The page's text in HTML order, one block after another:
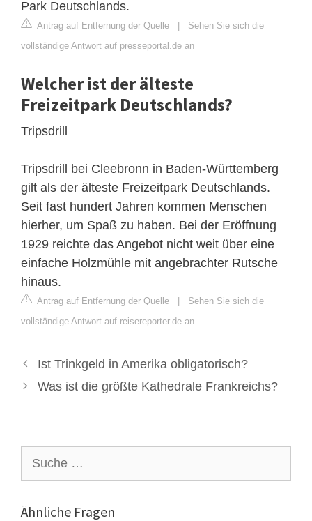
Park Deutschlands.
Antrag auf Entfernung der Quelle | Sehen Sie sich die
vollständige Antwort auf presseportal.de an
Welcher ist der älteste
Freizeitpark Deutschlands?
Tripsdrill
Tripsdrill bei Cleebronn in Baden-Württemberg
gilt als der älteste Freizeitpark Deutschlands.
Seit fast hundert Jahren kommen Menschen
hierher, um Spaß zu haben. Bei der Eröffnung
1929 reichte das Angebot nicht weit über eine
einfache Holzmühle mit angebrachter Rutsche
hinaus.
Antrag auf Entfernung der Quelle | Sehen Sie sich die
vollständige Antwort auf reisereporter.de an
Ist Trinkgeld in Amerika obligatorisch?
Was ist die größte Kathedrale Frankreichs?
nach:
Ähnliche Fragen